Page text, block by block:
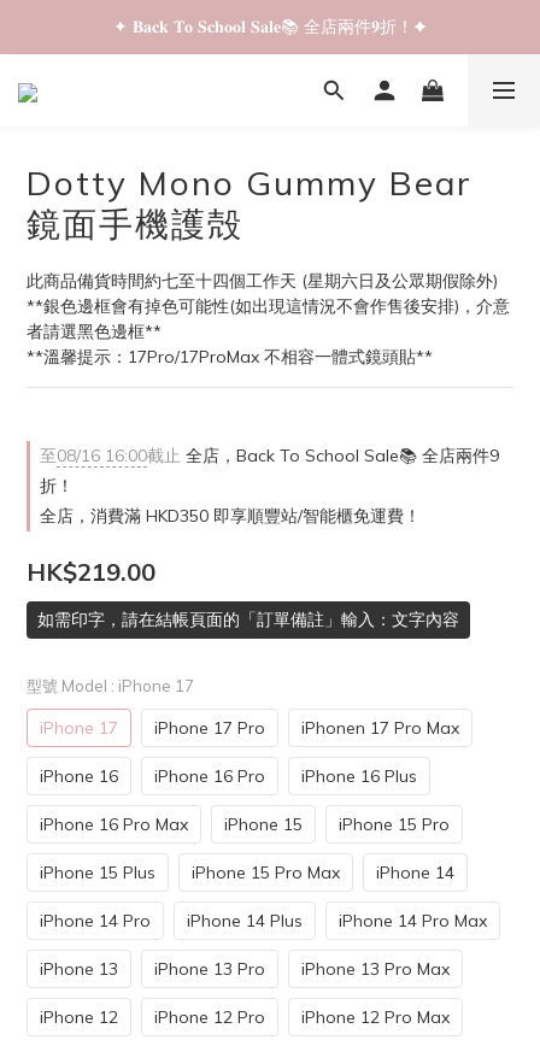
✦ 𝐁𝐚𝐜𝐤 𝐓𝐨 𝐒𝐜𝐡𝐨𝐨𝐥 𝐒𝐚𝐥𝐞📚 全店兩件𝟗折！✦
✦ 𝐁𝐚𝐜𝐤 𝐓𝐨 𝐒𝐜𝐡𝐨𝐨𝐥 𝐒𝐚𝐥𝐞📚 全店兩件𝟗折！✦
✦ 全店購物滿 𝐇𝐊𝐃𝟑𝟓𝟎 即享順豐站/智能櫃免運費！✦
Dotty Mono Gummy Bear
鏡面手機護殻
此商品備貨時間約七至十四個工作天 (星期六日及公眾期假除外)
**銀色邊框會有掉色可能性(如出現這情況不會作售後安排)，介意
者請選黑色邊框**
**溫馨提示：17Pro/17ProMax 不相容一體式鏡頭貼**
至08/16 16:00截止 全店，Back To School Sale📚 全店兩件9
折！
全店，消費滿 HKD350 即享順豐站/智能櫃免運費！
HK$219.00
如需印字，請在結帳頁面的「訂單備註」輸入：文字內容
型號 Model : iPhone 17
iPhone 17 iPhone 17 Pro iPhonen 17 Pro Max
iPhone 16 iPhone 16 Pro iPhone 16 Plus
iPhone 16 Pro Max iPhone 15 iPhone 15 Pro
iPhone 15 Plus iPhone 15 Pro Max iPhone 14
iPhone 14 Pro iPhone 14 Plus iPhone 14 Pro Max
iPhone 13 iPhone 13 Pro iPhone 13 Pro Max
iPhone 12 iPhone 12 Pro iPhone 12 Pro Max